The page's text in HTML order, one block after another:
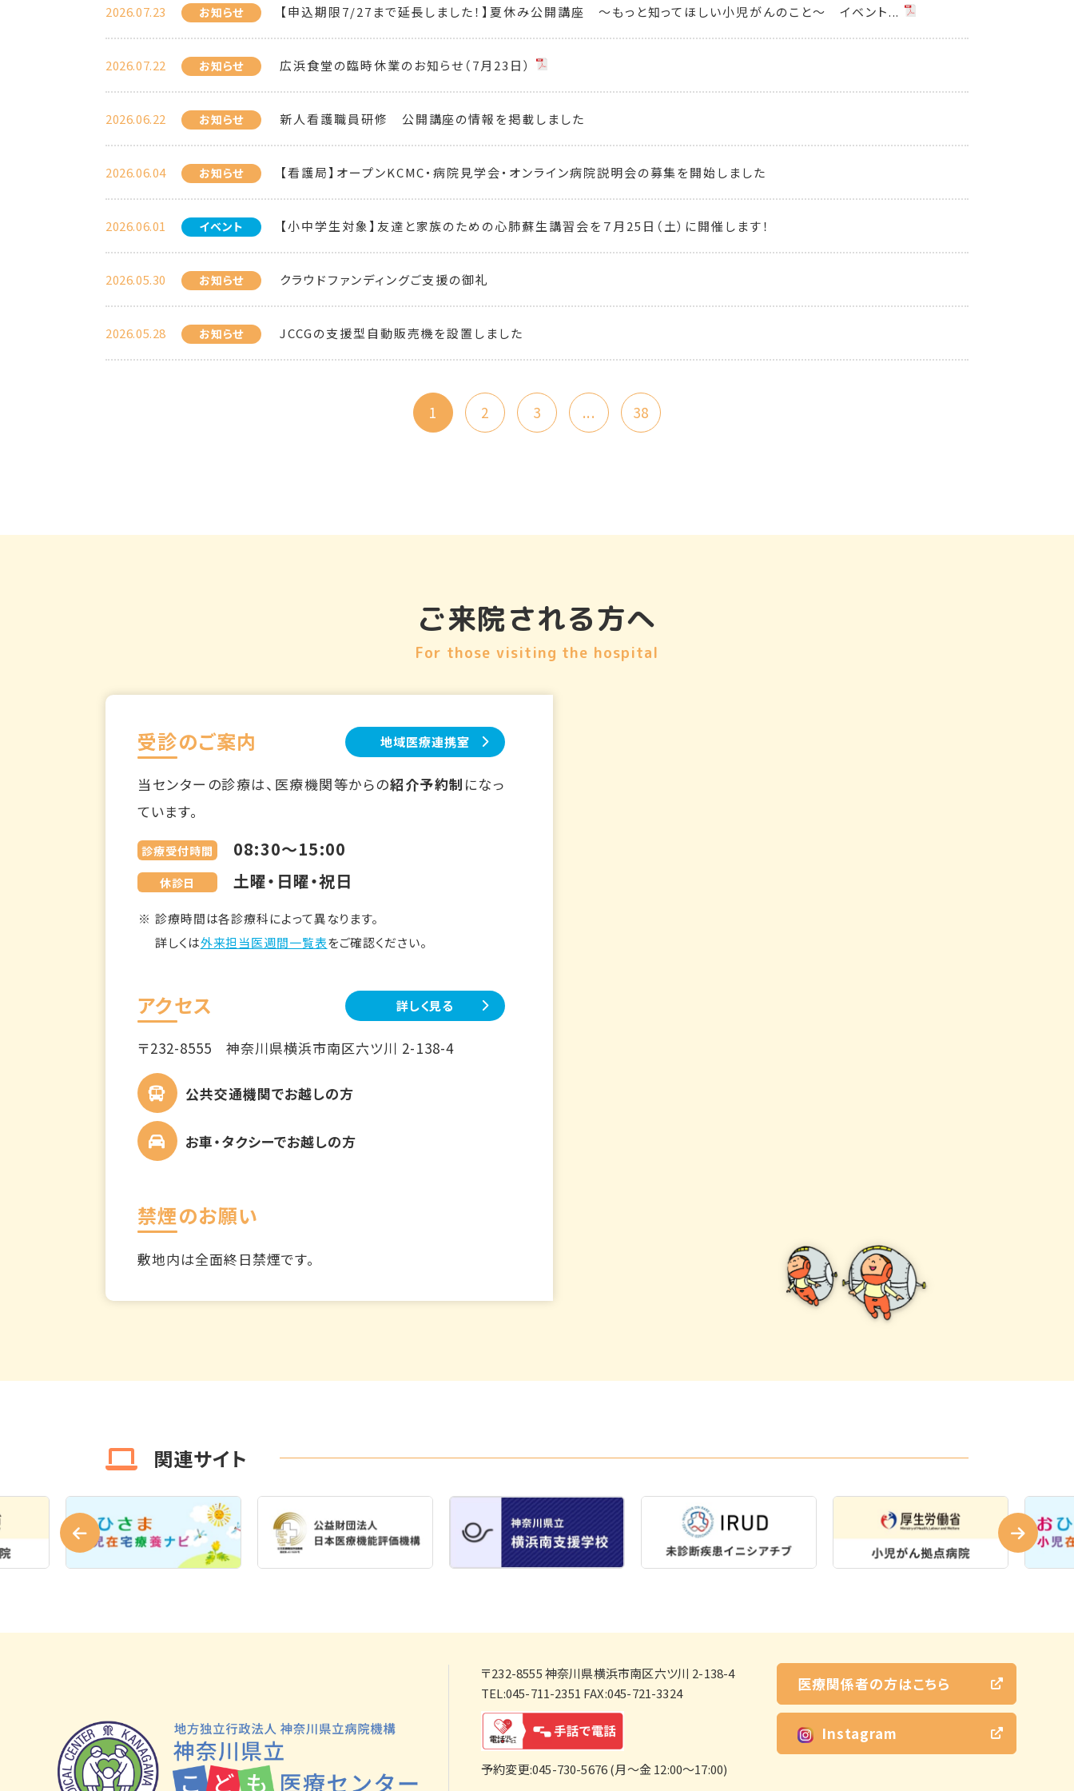
2026.07.23 お知らせ 【申込期限7/27まで延長しました！】夏休み公開講座 ～もっと知ってほしい小児がんのこと～ イベント...
2026.07.22 お知らせ 広浜食堂の臨時休業のお知らせ（7月23日）
2026.06.22 お知らせ 新人看護職員研修 公開講座の情報を掲載しました
2026.06.04 お知らせ 【看護局】オープンKCMC・病院見学会・オンライン病院説明会の募集を開始しました
2026.06.01 イベント 【小中学生対象】友達と家族のための心肺蘇生講習会を７月25日（土）に開催します！
2026.05.30 お知らせ クラウドファンディングご支援の御礼
2026.05.28 お知らせ JCCGの支援型自動販売機を設置しました
1 2 3 ... 38
ご来院される方へ
For those visiting the hospital
受診のご案内 地域医療連携室
当センターの診療は、医療機関等からの紹介予約制 になっ
ています。
診療受付時間 08:30～15:00
休診日 土曜・日曜・祝日
診療時間は各診療科によって異なります。
詳しくは外来担当医週間一覧表をご確認ください。
アクセス 詳しく見る
〒232-8555神奈川県横浜市南区六ツ川 2-138-4
公共交通機関でお越しの方
お車・タクシーでお越しの方
禁煙のお願い
敷地内は全面終日禁煙です。
関連サイト
〒232-8555神奈川県横浜市南区六ツ川 2-138-4
TEL:045-711-2351 FAX:045-721-3324
予約変更:045-730-5676 (月～金 12:00～17:00)
医療関係者の方はこちら
Instagram